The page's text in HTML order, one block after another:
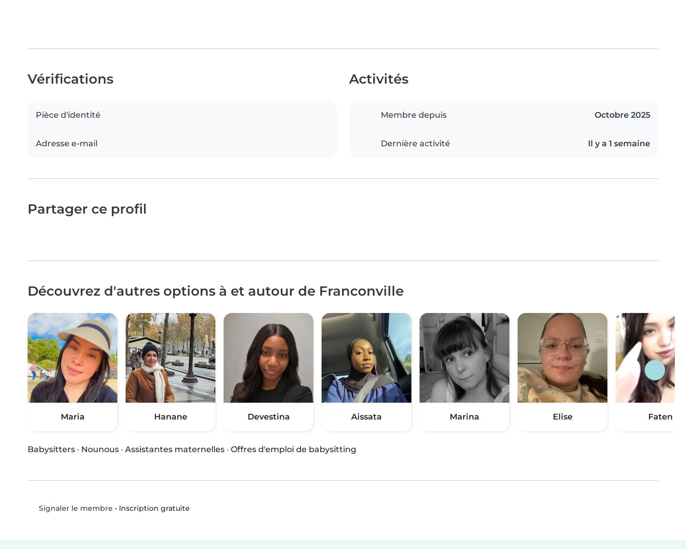
Vérifications
Pièce d'identité
Adresse e-mail
Activités
Membre depuis Octobre 2025
Dernière activité Il y a 1 semaine
Partager ce profil
Découvrez d'autres options à et autour de Franconville
Maria Hanane Devestina Aissata Marina Elise Faten
Babysitters · Nounous · Assistantes maternelles · Offres d'emploi de babysitting
Signaler le membre • Inscription gratuite